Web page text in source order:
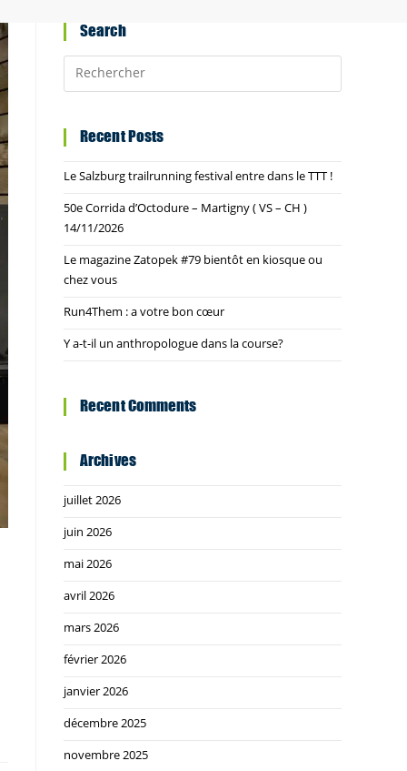
Search
Recent Posts
Le Salzburg trailrunning festival entre dans le TTT !
50e Corrida d’Octodure – Martigny ( VS – CH )
14/11/2026
Le magazine Zatopek #79 bientôt en kiosque ou
chez vous
Run4Them : a votre bon cœur
Y a-t-il un anthropologue dans la course?
Recent Comments
Archives
juillet 2026
juin 2026
mai 2026
avril 2026
mars 2026
février 2026
janvier 2026
décembre 2025
novembre 2025